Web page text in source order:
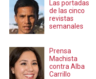
Las portadas
de las cinco
revistas
semanales
Prensa
Machista
contra Alba
Carrillo